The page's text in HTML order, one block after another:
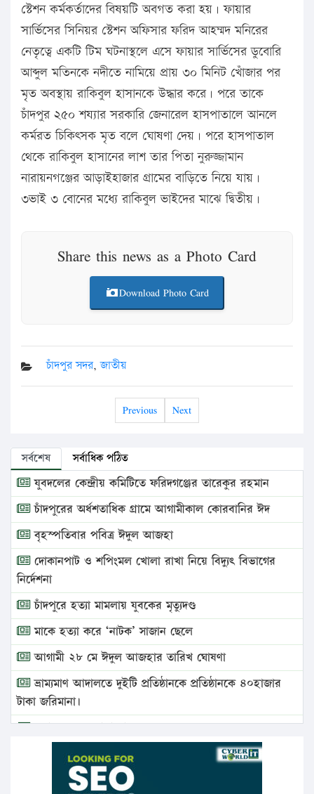
স্টেশন কর্মকর্তাদের বিষয়টি অবগত করা হয়। ফায়ার
সার্ভিসের সিনিয়র স্টেশন অফিসার ফরিদ আহম্মদ মনিরের
নেতৃত্বে একটি টিম ঘটনাস্থলে এসে ফায়ার সার্ভিসের ডুবোরি
আব্দুল মতিনকে নদীতে নামিয়ে প্রায় ৩০ মিনিট খোঁজার পর
মৃত অবস্থায় রাকিবুল হাসানকে উদ্ধার করে। পরে তাকে
চাঁদপুর ২৫০ শয্যার সরকারি জেনারেল হাসপাতালে আনলে
কর্মরত চিকিৎসক মৃত বলে ঘোষণা দেয়। পরে হাসপাতাল
থেকে রাকিবুল হাসানের লাশ তার পিতা নুরুজ্জামান
নারায়নগঞ্জের আড়াইহাজার গ্রামের বাড়িতে নিয়ে যায়।
৩ভাই ৩ বোনের মধ্যে রাকিবুল ভাইদের মাঝে দ্বিতীয়।
Share this news as a Photo Card
Download Photo Card
চাঁদপুর সদর,জাতীয়
Previous Next
সর্বশেষ সর্বাধিক পঠিত
যুবদলের কেন্দ্রীয় কমিটিতে ফরিদগঞ্জের তারেকুর রহমান
চাঁদপুরের অর্ধশতাধিক গ্রামে আগামীকাল কোরবানির ঈদ
বৃহস্পতিবার পবিত্র ঈদুল আজহা
দোকানপাট ও শপিংমল খোলা রাখা নিয়ে বিদ্যুৎ বিভাগের
নির্দেশনা
চাঁদপুরে হত্যা মামলায় যুবকের মৃত্যুদণ্ড
মাকে হত্যা করে ‘নাটক’ সাজান ছেলে
আগামী ২৮ মে ঈদুল আজহার তারিখ ঘোষণা
ভ্রাম্যমাণ আদালতে দুইটি প্রতিষ্ঠানকে প্রতিষ্ঠানকে ৪০হাজার
টাকা জরিমানা।
এবার লঞ্চের ভাড়া বাড়ল
১৭ থেকে ২১ শতাংশ বিদ্যুতের দাম বাড়ানোর প্রস্তাব পিডিবির
১৬ মে চাঁদপুর ও ২৫ মে ফেনী সফরে যাবেন প্রধানমন্ত্রী